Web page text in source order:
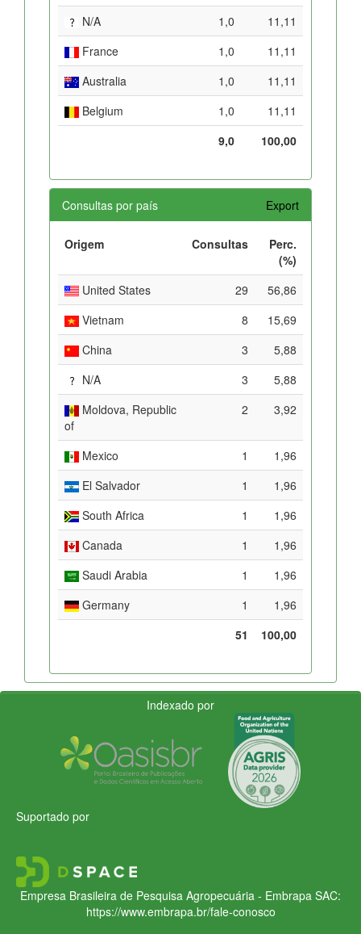
N/A
1,0
11,11
France
1,0
11,11
Australia
1,0
11,11
Belgium
1,0
11,11
9,0
100,00
Consultas por país Export
Origem Consultas
Perc.
(%)
United States
29
56,86
Vietnam
8
15,69
China
3
5,88
N/A
3
5,88
Moldova, Republic
of
2 3,92
Mexico 1
1,96
El Salvador
1
1,96
South Africa
1
1,96
Canada
1
1,96
Saudi Arabia
1
1,96
Germany
1
1,96
51
100,00
Indexado por
Suportado por
Empresa Brasileira de Pesquisa Agropecuária - Embrapa SAC:
https://www.embrapa.br/fale-conosco